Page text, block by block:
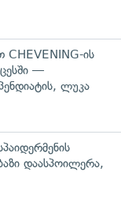
CHEVENING-ის
—
ლუკა
დაასპოილერა,